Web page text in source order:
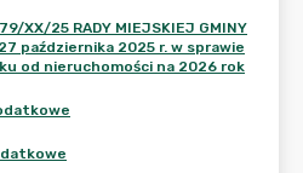
XX/25 RADY MIEJSKIEJ GMINY
października 2025 r. w sprawie
od nieruchomości na 2026 rok